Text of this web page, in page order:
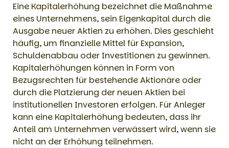
Eine Kapitalerhöhung bezeichnet die Maßnahme
eines Unternehmens, sein Eigenkapital durch die
Ausgabe neuer Aktien zu erhöhen. Dies geschieht
häufig, um finanzielle Mittel für Expansion,
Schuldenabbau oder Investitionen zu gewinnen.
Kapitalerhöhungen können in Form von
Bezugsrechten für bestehende Aktionäre oder
durch die Platzierung der neuen Aktien bei
institutionellen Investoren erfolgen. Für Anleger
kann eine Kapitalerhöhung bedeuten, dass ihr
Anteil am Unternehmen verwässert wird, wenn sie
nicht an der Erhöhung teilnehmen.